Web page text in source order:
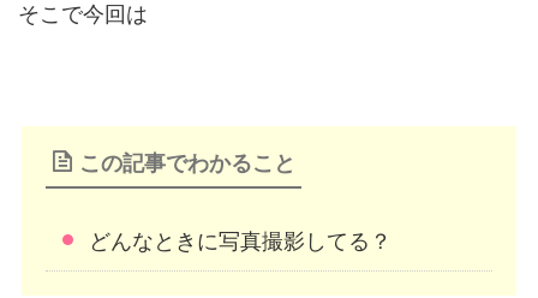
そこで今回は
この記事でわかること
どんなときに写真撮影してる？